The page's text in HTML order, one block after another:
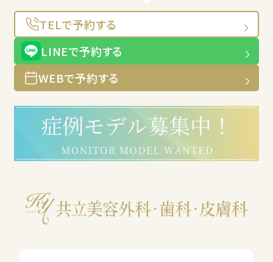
TELで予約する
LINEで予約する
WEBで予約する